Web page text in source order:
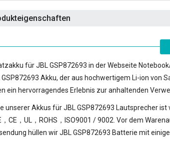
für JBL GSP872693 in der Webseite
GSP872693 Akku, der aus hochwertigem Li-ion von
ein hervorragendes Erlebnis zur anhaltenden
unsererAkkus für JBL GSP872693 Lautsprecherist
，CE，UL，ROHS，ISO9001 / 9002. Vor dem
hüllen wirJBL GSP872693 Batterie mit